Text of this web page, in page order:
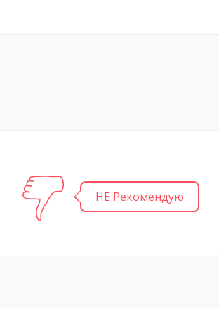
НЕ Рекомендую